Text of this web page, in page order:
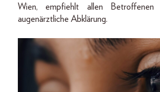
Wien, empfiehlt allen Betroffenen
augenärztliche Abklärung.